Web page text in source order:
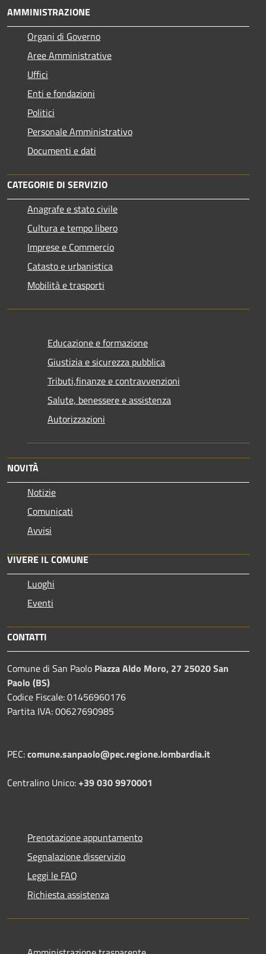
AMMINISTRAZIONE
Organi di Governo
Aree Amministrative
Uffici
Enti e fondazioni
Politici
Personale Amministrativo
Documenti e dati
CATEGORIE DI SERVIZIO
Anagrafe e stato civile
Cultura e tempo libero
Imprese e Commercio
Catasto e urbanistica
Mobilità e trasporti
Educazione e formazione
Giustizia e sicurezza pubblica
Tributi,finanze e contravvenzioni
Salute, benessere e assistenza
Autorizzazioni
NOVITÀ
Notizie
Comunicati
Avvisi
VIVERE IL COMUNE
Luoghi
Eventi
CONTATTI
Comune di San Paolo Piazza Aldo Moro, 27 25020 San
Paolo (BS)
Codice Fiscale: 01456960176
Partita IVA: 00627690985
PEC:comune.sanpaolo@pec.regione.lombardia.it
Centralino Unico:+39 030 9970001
Prenotazione appuntamento
Segnalazione disservizio
Leggi le FAQ
Richiesta assistenza